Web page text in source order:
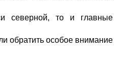
северной, то и главные
обратить особое внимание